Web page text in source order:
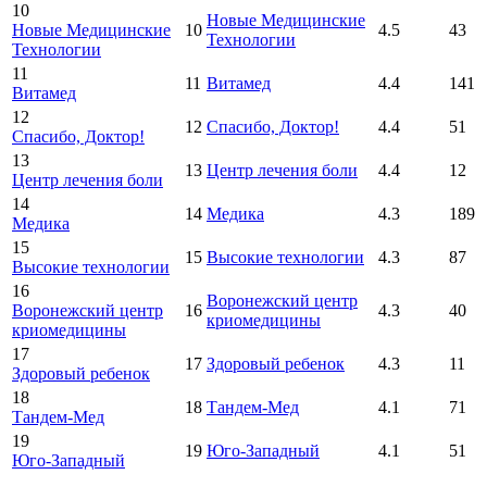
10
Новые Медицинские
Технологии
10
Новые Медицинские
Технологии
4.5 43
11
Витамед
11 Витамед 4.4
141
12
Спасибо, Доктор!
12 Спасибо, Доктор! 4.4
51
13
Центр лечения боли
13 Центр лечения боли 4.4
12
14
Медика
14 Медика 4.3
189
15
Высокие технологии
15 Высокие технологии 4.3
87
16
Воронежский центр
криомедицины
16
Воронежский центр
криомедицины
4.3 40
17
Здоровый ребенок
17 Здоровый ребенок 4.3
11
18
Тандем-Мед
18 Тандем-Мед 4.1
71
19
Юго-Западный
19 Юго-Западный 4.1 51